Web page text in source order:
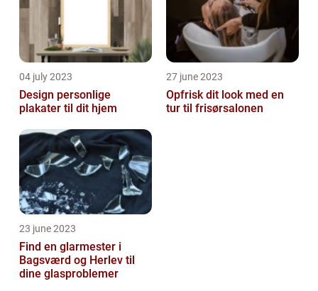
04 july 2023
Design personlige
plakater til dit hjem
27 june 2023
Opfrisk dit look med en
tur til frisørsalonen
23 june 2023
Find en glarmester i
Bagsværd og Herlev til
dine glasproblemer